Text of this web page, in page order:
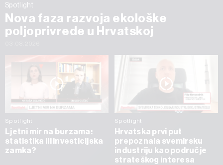
Spotlight
Nova faza razvoja ekološke
poljoprivrede u Hrvatskoj
Spotlight
Ljetni mir na burzama:
statistika ili investicijska
zamka?
Spotlight
Hrvatska prvi put
prepoznala svemirsku
industriju kao područje
strateškog interesa